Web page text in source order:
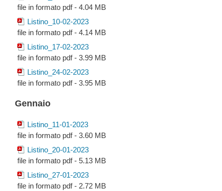
file in formato pdf - 4.04 MB
Listino_10-02-2023
file in formato pdf - 4.14 MB
Listino_17-02-2023
file in formato pdf - 3.99 MB
Listino_24-02-2023
file in formato pdf - 3.95 MB
Gennaio
Listino_11-01-2023
file in formato pdf - 3.60 MB
Listino_20-01-2023
file in formato pdf - 5.13 MB
Listino_27-01-2023
file in formato pdf - 2.72 MB